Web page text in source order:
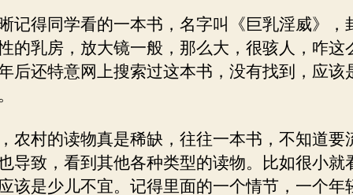
记得同学看的一本书，名字叫《巨乳淫威》，
的乳房，放大镜一般，那么大，很骇人，咋这
后还特意网上搜索过这本书，没有找到，应该
农村的读物真是稀缺，往往一本书，不知道要
导致，看到其他各种类型的读物。比如很小就
该是少儿不宜。记得里面的一个情节，一个年